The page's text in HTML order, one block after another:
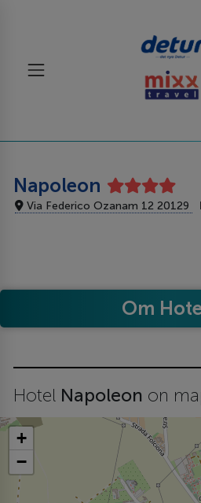
Napoleon
Via Federico Ozanam 12 20129
Om
Hotel Napoleon on
+
−